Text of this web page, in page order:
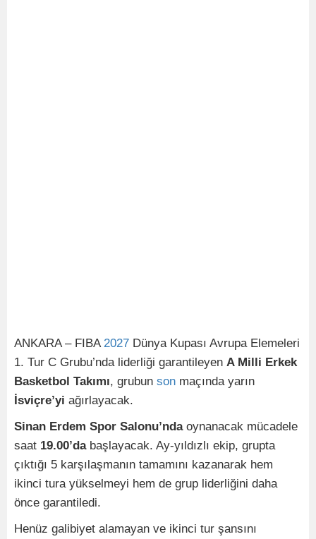
ANKARA – FIBA2027 Dünya Kupası Avrupa Elemeleri
1. Tur C Grubu’nda liderliği garantileyen A Milli Erkek
Basketbol Takımı, grubun son maçında yarın
İsviçre’yi ağırlayacak.
Sinan Erdem Spor Salonu’ndaoynanacak mücadele
saat 19.00’dabaşlayacak. Ay-yıldızlı ekip, grupta
çıktığı 5 karşılaşmanın tamamını kazanarak hem
ikinci tura yükselmeyi hem de grup liderliğini daha
önce garantiledi.
Henüz galibiyet alamayan ve ikinci tur şansını